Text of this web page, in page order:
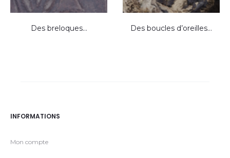
Des breloques… Des boucles d’oreilles…
INFORMATIONS
Mon compte